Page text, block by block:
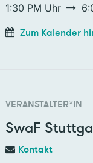
1:30 PM Uhr
Zum Kalender
VERANSTALTER*IN
SwaF
Kontakt